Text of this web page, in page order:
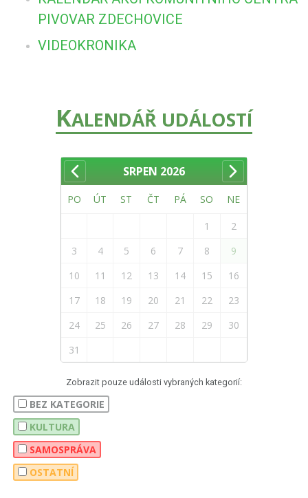
PIVOVAR ZDECHOVICE
VIDEOKRONIKA
KALENDÁŘ UDÁLOSTÍ
SRPEN 2026
PO ÚT ST ČT PÁ SO NE
1
2
3
4 5 6 7 8
9
10
11 12 13 14 15
16
17
18 19 20 21 22
23
24
25 26 27 28 29
30
31
Zobrazit pouze události vybraných kategorií:
BEZ KATEGORIE
KULTURA
SAMOSPRÁVA
OSTATNÍ